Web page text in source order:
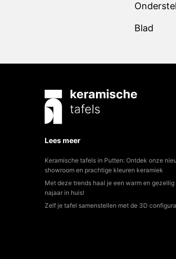
showroom en prachtige kleuren keramiek
Met deze trends haal je een warm en gezellig
najaar in huis!
Zelf je tafel samenstellen met de 3D configurator